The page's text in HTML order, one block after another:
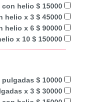
helio $ 15000
helio x 3 $ 45000
helio x 6 $ 90000
x 10 $ 150000
$ 10000
x 3 $ 30000